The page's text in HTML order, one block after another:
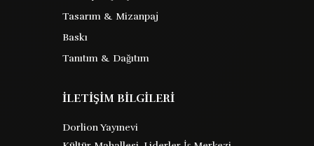
Psikolojisi
James Drever
9786253743925
james drever in gündelik yaşamın
Tasarım & Mizanpaj
Baskı
Tanıtım & Dağıtım
İLETİŞİM BİLGİLERİ
Dorlion Yayınevi